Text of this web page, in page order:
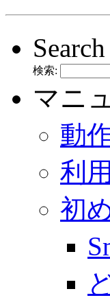
Search
検索:
マニ
動
利
初